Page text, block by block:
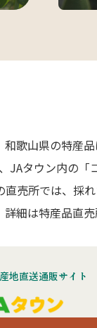
和歌山県の特産
JAタウン内の
直売所では、採
詳細は特産品直
地直送通販サイト